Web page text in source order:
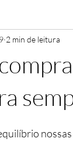
2 min de leitura